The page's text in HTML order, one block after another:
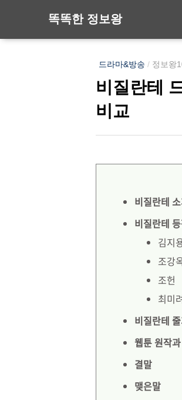
똑똑한 정보왕
드라마&방송 / 정보왕
비질란테
비교
비질란테
비질란테
김지
조강
조헌
최미
비질란테
웹툰 원작
결말
맺은말